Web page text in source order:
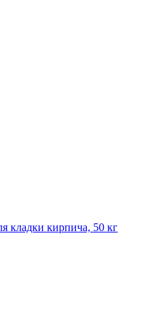
кладки кирпича, 50 кг